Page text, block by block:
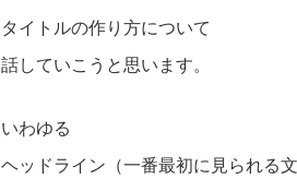
タイトルの作り方について
話していこうと思います。
いわゆる
ヘッドライン（一番最初に見られる文